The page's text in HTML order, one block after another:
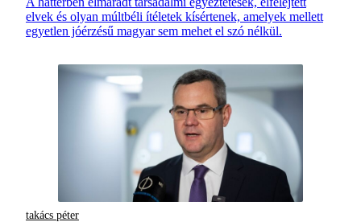
elvek és olyan múltbéli ítéletek kísértenek, amelyek mellett
egyetlen jóérzésű magyar sem mehet el szó nélkül.
takács péter